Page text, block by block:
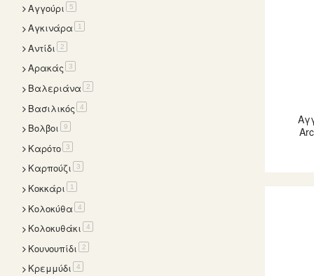
Αγγούρι 5items
Αγκινάρα 1
Αντίδι 2items
Αρακάς 3items
Βαλεριάνα 2items
Βασιλικός 4
Βολβοι 9items
Καρότο 3items
Καρπούζι 3items
Κοκκάρι 1
Κολοκύθα 4
Κολοκυθάκι 4
Κουνουπίδι 2items
Κρεμμύδι 4items